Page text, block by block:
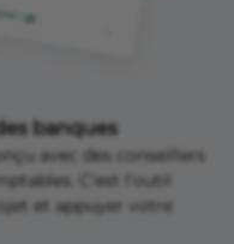
banques
avec des conseillers
C’est l’outil
et appuyer votre